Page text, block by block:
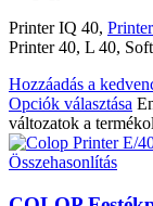
Printer IQ 40,
Printer 40, L 40,
Hozzáadás a
Opciók választása
változatok a
Összehasonlítás